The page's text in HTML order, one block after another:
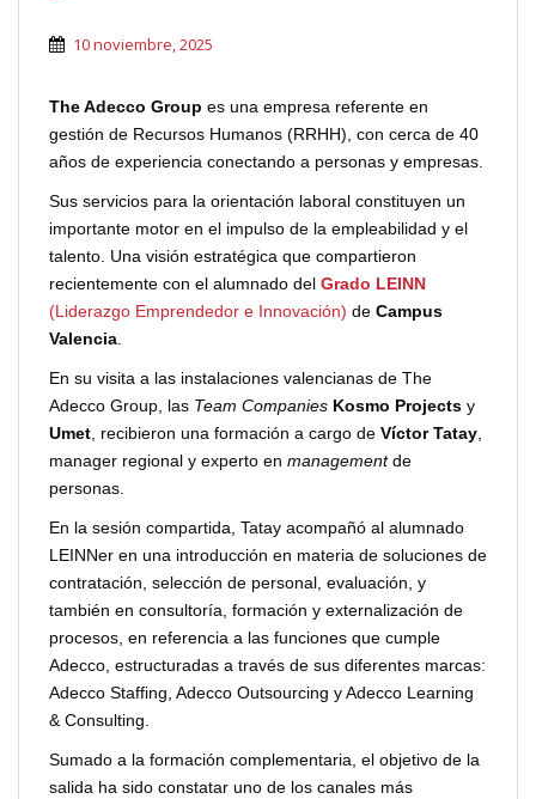
10 noviembre, 2025
The Adecco Group es una empresa referente en
gestión de Recursos Humanos (RRHH), con cerca de 40
años de experiencia conectando a personas y empresas.
Sus servicios para la orientación laboral constituyen un
importante motor en el impulso de la empleabilidad y el
talento. Una visión estratégica que compartieron
recientemente con el alumnado del Grado LEINN
(Liderazgo Emprendedor e Innovación) de Campus
Valencia.
En su visita a las instalaciones valencianas de The
Adecco Group, las Team Companies Kosmo Projects y
Umet, recibieron una formación a cargo de Víctor Tatay,
manager regional y experto en managementde
personas.
En la sesión compartida, Tatay acompañó al alumnado
LEINNer en una introducción en materia de soluciones de
contratación, selección de personal, evaluación, y
también en consultoría, formación y externalización de
procesos, en referencia a las funciones que cumple
Adecco, estructuradas a través de sus diferentes marcas:
Adecco Staffing, Adecco Outsourcing y Adecco Learning
& Consulting.
Sumado a la formación complementaria, el objetivo de la
salida ha sido constatar uno de los canales más